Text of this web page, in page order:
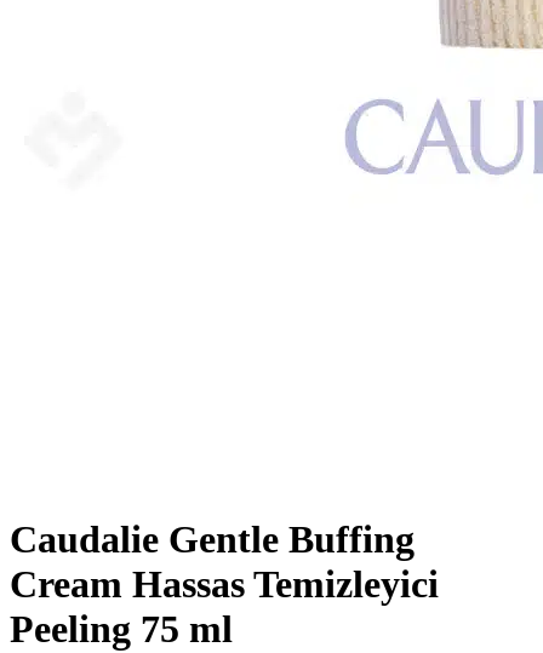
Caudalie Gentle Buffing
Cream Hassas Temizleyici
Peeling 75 ml